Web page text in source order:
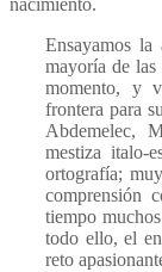
nacimiento.
Ensayamos
mayoría de
momento, y
frontera para
Abdemelec,
mestiza italo-
ortografía;
comprensión
tiempo
todo ello, el
reto